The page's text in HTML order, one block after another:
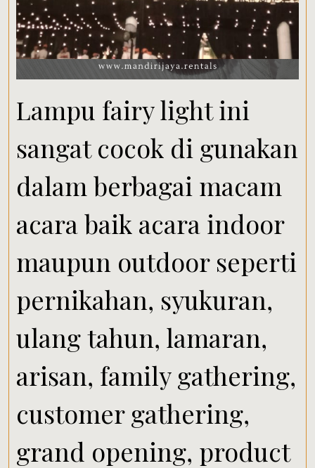
Lampu fairy light ini
sangat cocok di gunakan
dalam berbagai macam
acara baik acara indoor
maupun outdoor seperti
pernikahan, syukuran,
ulang tahun, lamaran,
arisan, family gathering,
customer gathering,
grand opening, product